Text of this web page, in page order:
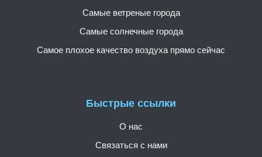
Быстрые ссылки
О нас
Связаться с нами
Самые ветреные города
Самые солнечные города
Самое плохое качество воздуха прямо сейчас